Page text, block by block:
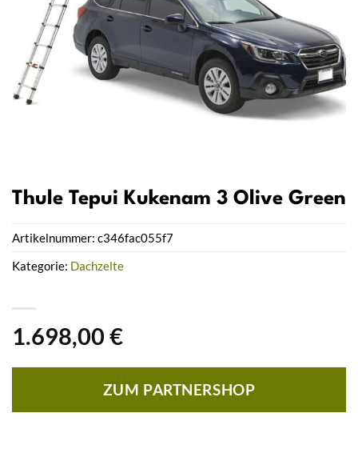
Thule Tepui Kukenam 3 Olive Green
1.698,00 €
ZUM PARTNERSHOP
Artikelnummer: c346fac055f7
Kategorie: Dachzelte